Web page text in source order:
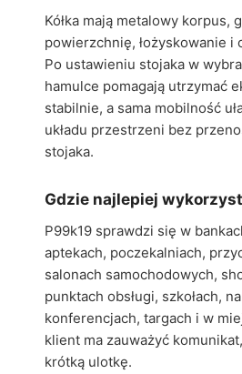
Kółka mają metalowy korpus,
powierzchnię, łożyskowanie i
Po ustawieniu stojaka w
hamulce pomagają utrzymać
stabilnie, a sama mobilność
układu przestrzeni bez
stojaka.
Gdzie najlepiej
P99k19 sprawdzi się w
aptekach, poczekalniach,
salonach samochodowych,
punktach obsługi, szkołach,
konferencjach, targach i w
klient ma zauważyć
krótką ulotkę.